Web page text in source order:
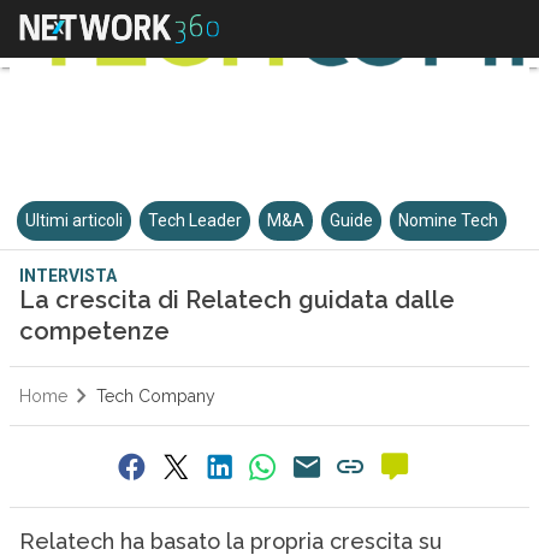
Ultimi articoli Tech Leader M&A Guide Nomine Tech
INTERVISTA
La crescita di Relatech guidata dalle
competenze
Home Tech Company
Relatech ha basato la propria crescita su